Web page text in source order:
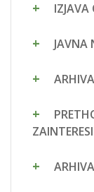
IZJAVA
JAVNA